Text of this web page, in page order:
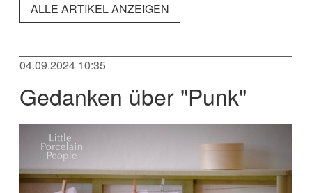
ALLE ARTIKEL ANZEIGEN
04.09.2024 10:35
Gedanken über "Punk"